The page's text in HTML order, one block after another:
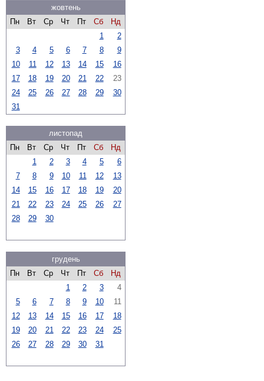
жовтень
Пн
Вт Ср Чт Пт Сб
Нд
1
2
3
4 5 6 7 8
9
10
11 12 13 14 15
16
17
18 19 20 21 22
23
24
25 26 27 28 29
30
31
листопад
Пн
Вт Ср Чт Пт Сб
Нд
1
2 3 4 5
6
7
8 9 10 11 12
13
14
15 16 17 18 19
20
21
22 23 24 25 26
27
28
29 30
грудень
Пн
Вт Ср Чт Пт Сб
Нд
1
2 3
4
5
6 7 8 9 10
11
12
13 14 15 16 17
18
19
20 21 22 23 24
25
26
27 28 29 30 31